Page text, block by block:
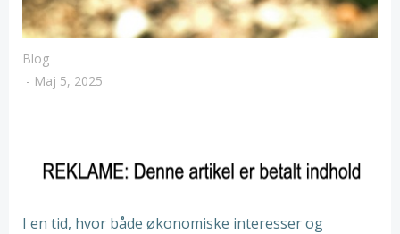
Blog
- Maj 5, 2025
I en tid, hvor både økonomiske interesser og